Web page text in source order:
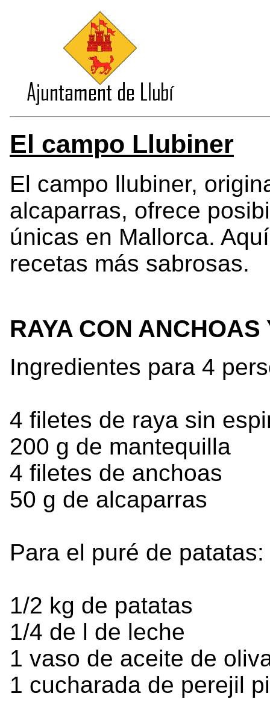
El campo Llubiner
El campo llubiner,
alcaparras, ofrece
únicas en Mallorca.
recetas más sabrosas.
RAYA CON
Ingredientes para 4
4 filetes de raya sin
200 g de mantequilla
4 filetes de anchoas
50 g de alcaparras
Para el puré de patatas:
1/2 kg de patatas
1/4 de l de leche
1 vaso de aceite de
1 cucharada de perejil